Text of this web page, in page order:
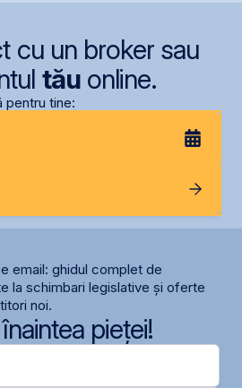
cu un broker sau
tăuonline.
pentru tine:
email: ghidul complet de
la schimbari legislative și oferte
noi.
pieței!